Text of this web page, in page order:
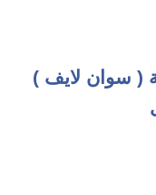
( سوان لايف )